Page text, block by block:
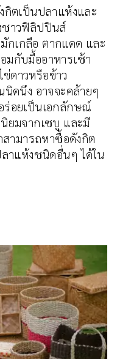
กิตเป็นปลาแห้งและ
ชาวฟิลิปปินส์
กเกลือ ตากแดด และ
กับมื้ออาหารเช้า
ดาวหรือข้าว
นิดนึง อาจจะคล้ายๆ
ร่อยเป็นเอกลักษณ์
ยมจากเซบู และมี
สามารถหาซื้อดังกิต
าแห้งชนิดอื่นๆ ได้ใน